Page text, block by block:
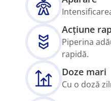
Acțiune
Piperina
rapidă.
Doze mari
Cu o doză